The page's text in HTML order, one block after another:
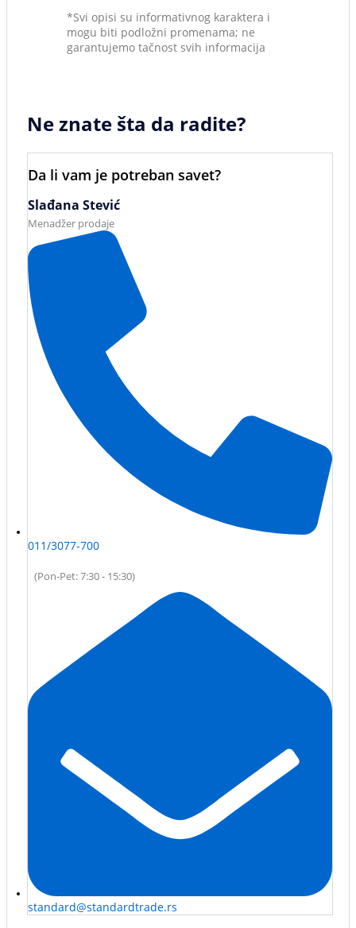
*Svi opisi su informativnog karaktera i
mogu biti podložni promenama; ne
garantujemo tačnost svih informacija
Ne znate šta da radite?
Da li vam je potreban savet?
Slađana Stević
Menadžer prodaje
011/3077-700
(Pon-Pet: 7:30 - 15:30)
standard@standardtrade.rs